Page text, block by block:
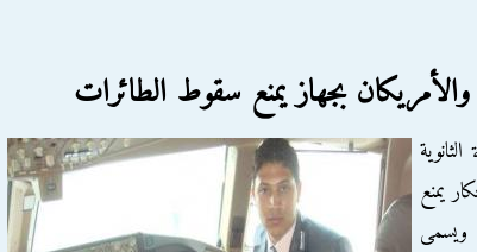
بجهاز يمنع سقوط الطائرات
يمنع